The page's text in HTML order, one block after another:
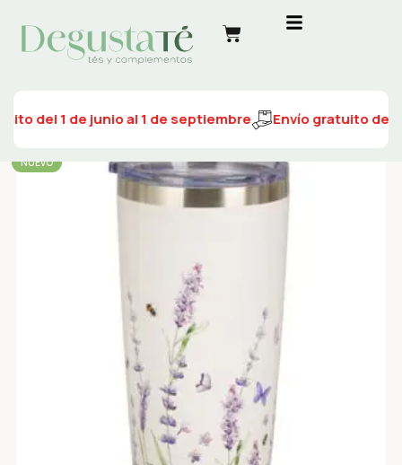
del 1 de junio al 1 de septiembre Envío gratuito del
NUEVO